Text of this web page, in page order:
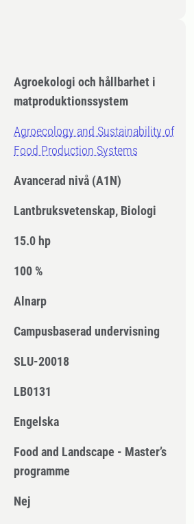
Agroekologi och hållbarhet i
matproduktionssystem
Agroecology and Sustainability of
Food Production Systems
Avancerad nivå (A1N)
Lantbruksvetenskap, Biologi
15.0 hp
100 %
Alnarp
Campusbaserad undervisning
SLU-20018
LB0131
Engelska
Food and Landscape - Master’s
programme
Nej